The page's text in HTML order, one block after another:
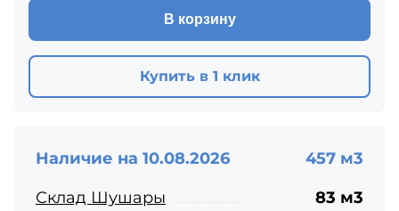
В корзину
Купить в 1 клик
Наличие на 10.08.2026
457 м3
Склад Шушары
83 м3